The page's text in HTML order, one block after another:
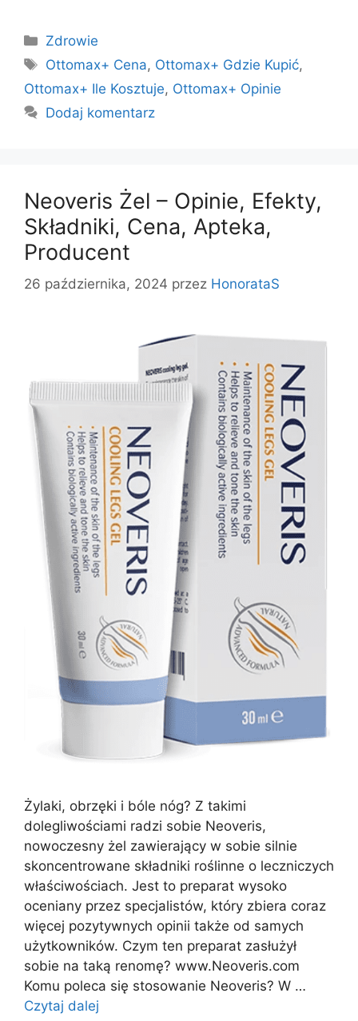
Kategorie
Zdrowie
Tagi
Ottomax+ Cena, Ottomax+ Gdzie Kupić,
Ottomax+ Ile Kosztuje, Ottomax+ Opinie
Dodaj komentarz
Neoveris Żel – Opinie, Efekty,
Składniki, Cena, Apteka,
Producent
26 października, 2024 przez HonorataS
Żylaki, obrzęki i bóle nóg? Z takimi
dolegliwościami radzi sobie Neoveris,
nowoczesny żel zawierający w sobie silnie
skoncentrowane składniki roślinne o leczniczych
właściwościach. Jest to preparat wysoko
oceniany przez specjalistów, który zbiera coraz
więcej pozytywnych opinii także od samych
użytkowników. Czym ten preparat zasłużył
sobie na taką renomę? www.Neoveris.com
Komu poleca się stosowanie Neoveris? W …
Czytaj dalej